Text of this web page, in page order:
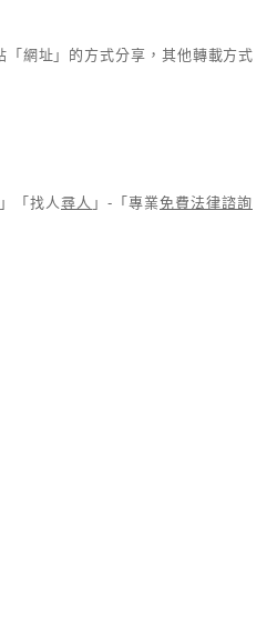
網址」的方式分享，其他轉載方式
」「找人 尋人 」-「專業免費法律諮詢